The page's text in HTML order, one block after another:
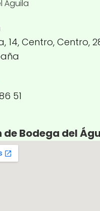
14, Centro, Centro,
51
Bodega del